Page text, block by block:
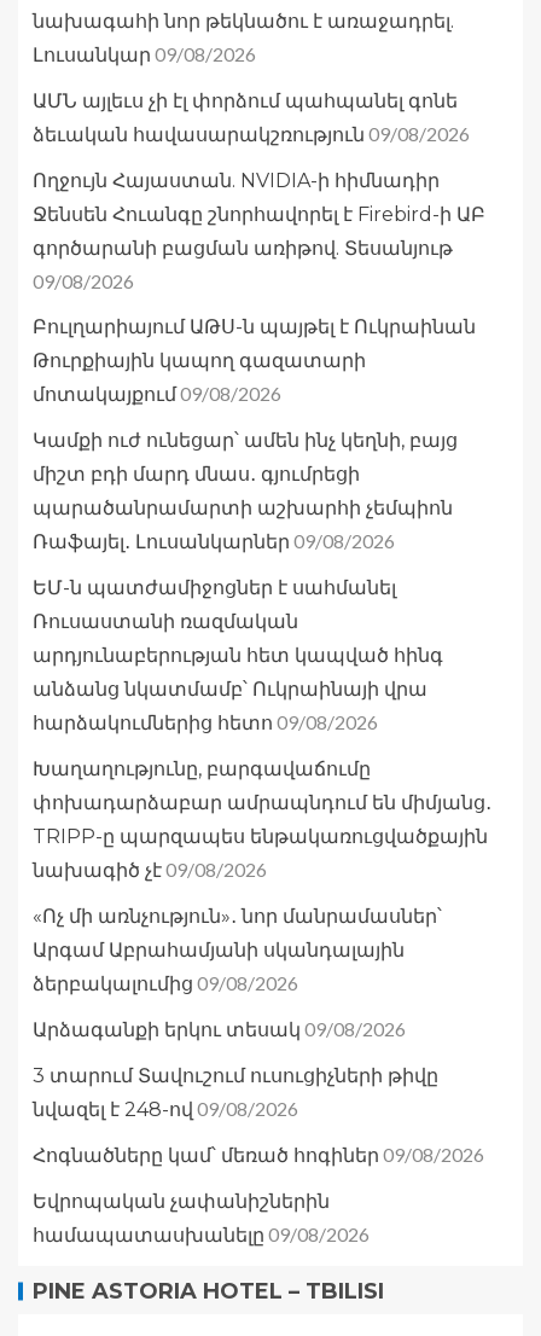
նախագահի նոր թեկնածու է առաջադրել.
Լուսանկար 09/08/2026
ԱՄՆ այլեւս չի էլ փորձում պահպանել գոնե
ձեւական հավասարակշռություն 09/08/2026
Ողջույն Հայաստան. NVIDIA-ի հիմնադիր
Ջենսեն Հուանգը շնորհավորել է Firebird-ի ԱԲ
գործարանի բացման առիթով. Տեսանյութ
09/08/2026
Բուլղարիայում ԱԹՍ-ն պայթել է Ուկրաինան
Թուրքիային կապող գազատարի
մոտակայքում09/08/2026
Կամքի ուժ ունեցար՝ ամեն ինչ կեղնի, բայց
միշտ բդի մարդ մնաս․ գյումրեցի
պարածանրամարտի աշխարհի չեմպիոն
Ռաֆայել․ Լուսանկարներ 09/08/2026
ԵՄ-ն պատժամիջոցներ է սահմանել
Ռուսաստանի ռազմական
արդյունաբերության հետ կապված հինգ
անձանց նկատմամբ՝ Ուկրաինայի վրա
հարձակումներից հետո 09/08/2026
Խաղաղությունը, բարգավաճումը
փոխադարձաբար ամրապնդում են միմյանց․
TRIPP-ը պարզապես ենթակառուցվածքային
նախագիծ չէ09/08/2026
«Ոչ մի առնչություն»․ նոր մանրամասներ՝
Արգամ Աբրահամյանի սկանդալային
ձերբակալումից 09/08/2026
Արձագանքի երկու տեսակ 09/08/2026
3 տարում Տավուշում ուսուցիչների թիվը
նվազել է 248-ով 09/08/2026
Հոգնածները կամ՝ մեռած հոգիներ 09/08/2026
Եվրոպական չափանիշներին
համապատասխանելը 09/08/2026
PINE ASTORIA HOTEL – TBILISI